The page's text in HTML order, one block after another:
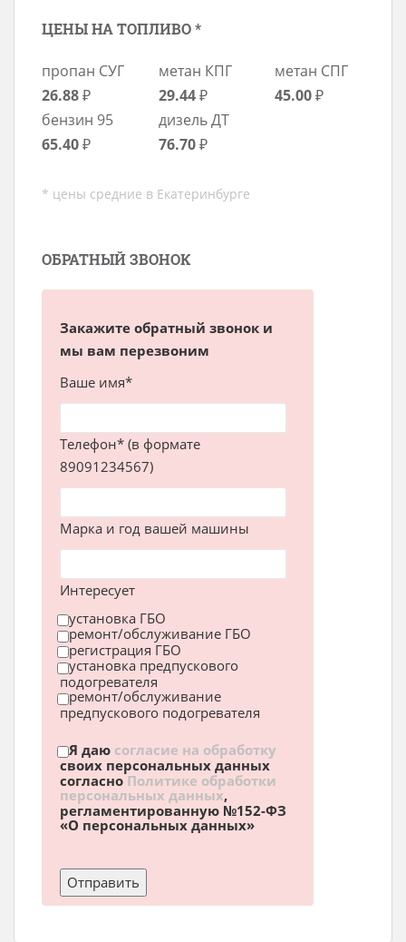
ЦЕНЫ НА ТОПЛИВО *
пропан СУГ
26.88₽
метан КПГ
29.44₽
метан СПГ
45.00₽
бензин 95
65.40₽
дизель ДТ
76.70₽
* цены средние в Екатеринбурге
ОБРАТНЫЙ ЗВОНОК
Закажите обратный звонок и
мы вам перезвоним
Ваше имя*
Телефон* (в формате
89091234567)
Марка и год вашей машины
Интересует
установка ГБО
ремонт/обслуживание ГБО
регистрация ГБО
установка предпускового
подогревателя
ремонт/обслуживание
предпускового подогревателя
Я даю согласие на обработку
своих персональных данных
согласно Политике обработки
персональных данных,
регламентированную №152-ФЗ
«О персональных данных»